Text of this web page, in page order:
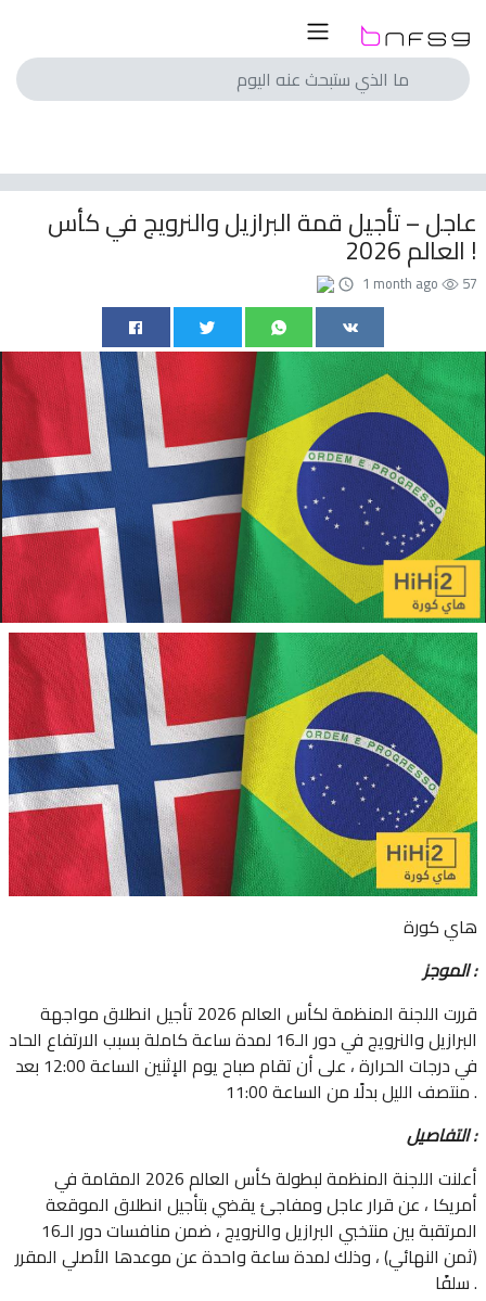
عاجل – تأجيل قمة البرازيل والنرويج في كأس
العالم 2026 !
1 month ago 57
هاي كورة
الموجز :
قررت اللجنة المنظمة لكأس العالم 2026 تأجيل انطلاق مواجهة
البرازيل والنرويج في دور الـ16 لمدة ساعة كاملة بسبب الارتفاع الحاد
في درجات الحرارة ، على أن تقام صباح يوم الإثنين الساعة 12:00 بعد
منتصف الليل بدلًا من الساعة 11:00 .
التفاصيل :
أعلنت اللجنة المنظمة لبطولة كأس العالم 2026 المقامة في
أمريكا ، عن قرار عاجل ومفاجئ يقضي بتأجيل انطلاق الموقعة
المرتقبة بين منتخبي البرازيل والنرويج ، ضمن منافسات دور الـ16
(ثمن النهائي) ، وذلك لمدة ساعة واحدة عن موعدها الأصلي المقرر
سلفًا .